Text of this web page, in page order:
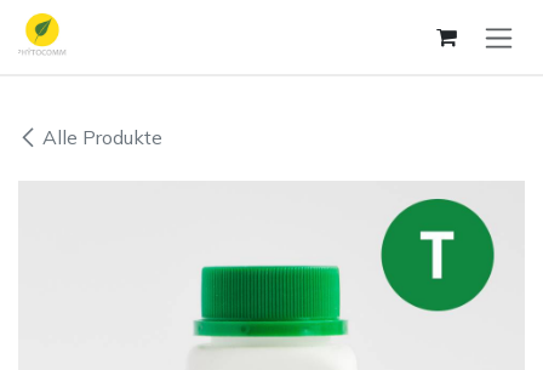
Zum Inhalt springen
Alle Produkte